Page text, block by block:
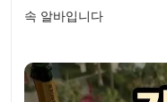
속 알바입니다